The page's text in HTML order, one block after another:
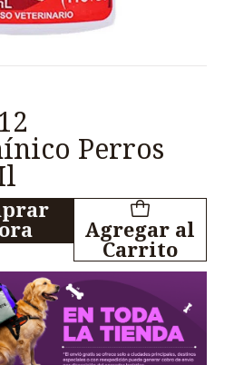
Perros
Agregar al
Carrito